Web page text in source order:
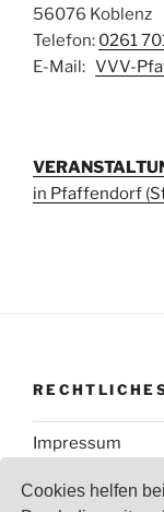
Cookies helfen
56076 Koblenz
Telefon: 0261
E-Mail: VVV-
in Pfaffendorf
Impressum